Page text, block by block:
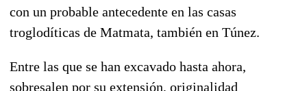
con un probable antecedente en las casas
troglodíticas de Matmata, también en Túnez.
Entre las que se han excavado hasta ahora,
sobresalen por su extensión, originalidad